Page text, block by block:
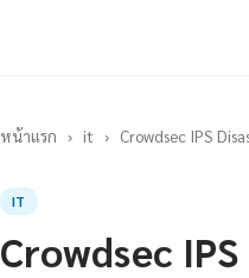
หน้าแรก › it › Crowdsec IPS
IT
Crowdsec